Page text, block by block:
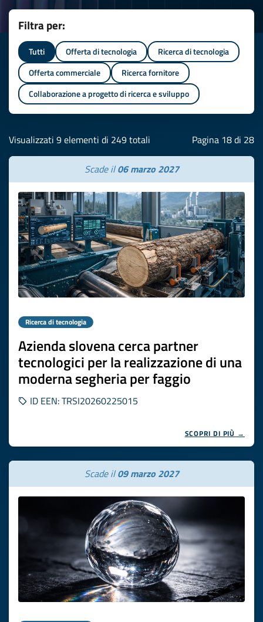
Filtra per:
Tutti Offerta di tecnologia
Ricerca di tecnologia
Offerta commerciale
Ricerca fornitore
Collaborazione a progetto di ricerca e sviluppo
Visualizzati 9 elementi di 249 totali Pagina 18 di 28
Scade il06 marzo 2027
Ricerca di tecnologia
Azienda slovena cerca partner
tecnologici per la realizzazione di una
moderna segheria per faggio
ID EEN: TRSI20260225015
SCOPRI DI PIÙ →
Scade il09 marzo 2027